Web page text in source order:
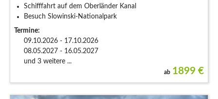
Schifffahrt auf dem Oberländer Kanal
Besuch Slowinski-Nationalpark
Termine:
09.10.2026 - 17.10.2026
08.05.2027 - 16.05.2027
und 3 weitere ...
ab 1899 €